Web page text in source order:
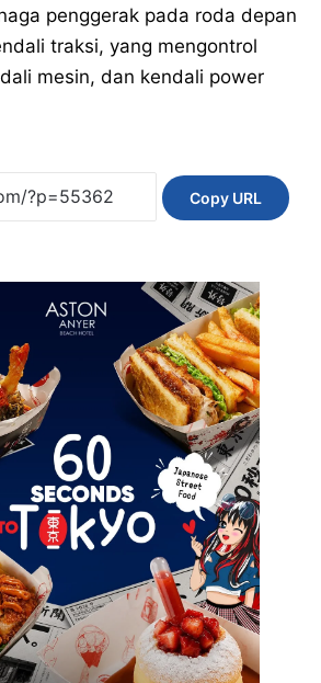
penggerak pada roda depan
traksi, yang mengontrol
mesin, dan kendali power
Copy URL